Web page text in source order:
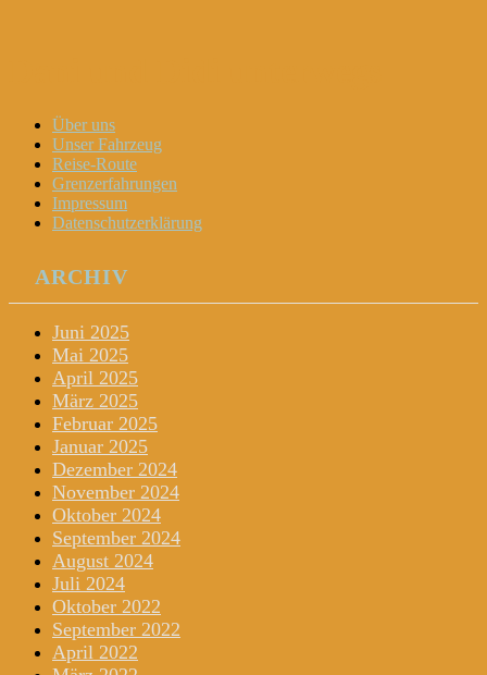
Menu
Widgets
Search
Skip
content
Über uns
Unser Fahrzeug
Reise-Route
Grenzerfahrungen
Impressum
Datenschutzerklärung
ARCHIV
Juni 2025
Mai 2025
April 2025
März 2025
Februar 2025
Januar 2025
Dezember 2024
November 2024
Oktober 2024
September 2024
August 2024
Juli 2024
Oktober 2022
September 2022
April 2022